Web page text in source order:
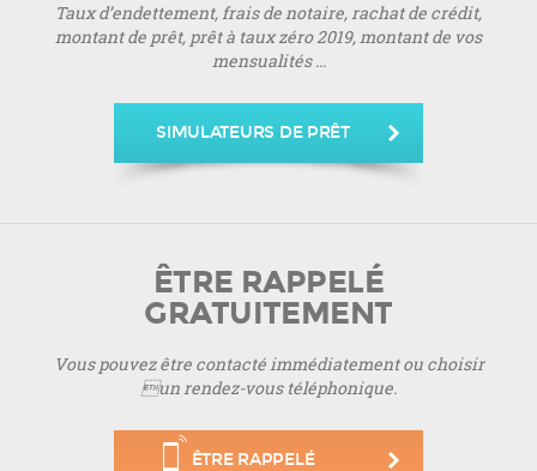
Taux d’endettement, frais de notaire, rachat de crédit,
montant de prêt, prêt à taux zéro 2019, montant de vos
mensualités ...
SIMULATEURS DE PRÊT
ÊTRE RAPPELÉ
GRATUITEMENT
Vous pouvez être contacté immédiatement ou choisir
un rendez-vous téléphonique.
ÊTRE RAPPELÉ